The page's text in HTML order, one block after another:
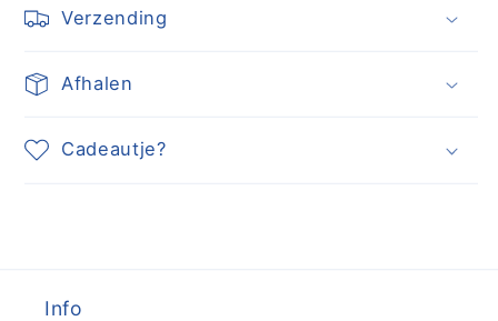
Verzending
Afhalen
Cadeautje?
Info